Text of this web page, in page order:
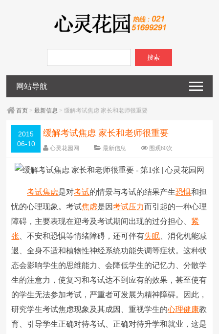
搜索
网站导航
首页 >最新信息 > 缓解考试焦虑 家长和老师很重要
2015
06-10
缓解考试焦虑 家长和老师很重要
心灵花园网 最新信息 围观60次
字体：大 中 小
考试焦虑是对考试的情景与考试的结果产生恐惧和担
忧的心理现象。考试焦虑是因考试压力而引起的一种心理
障碍，主要表现在迎考及考试期间出现的过分担心、 紧
张 、不安和恐惧等情绪障碍，还可伴有失眠 、消化机能减
退、全身不适和植物性神经系统功能失调等症状。这种状
态会影响学生的思维能力、会降低学生的记忆力、分散学
生的注意力，使复习和考试达不到应有的效果，甚至使有
的学生无法参加考试，严重者可发展为精神障碍。因此，
研究学生考试焦虑现象及其成因、重视学生的心理健康教
育、引导学生正确对待考试、正确对待升学和就业，这是